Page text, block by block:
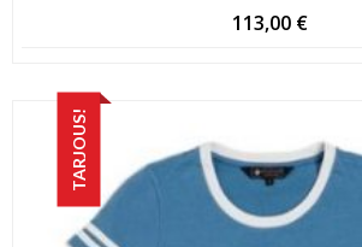
113,00 €
TARJOUS!